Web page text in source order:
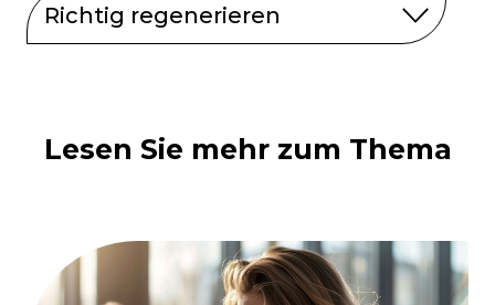
Richtig regenerieren
Lesen Sie mehr zum Thema